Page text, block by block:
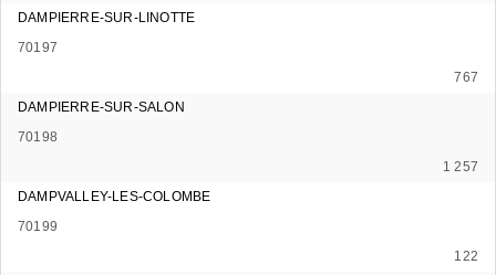
DAMPIERRE-SUR-LINOTTE
70197
767
DAMPIERRE-SUR-SALON
70198
1 257
DAMPVALLEY-LES-COLOMBE
70199
122